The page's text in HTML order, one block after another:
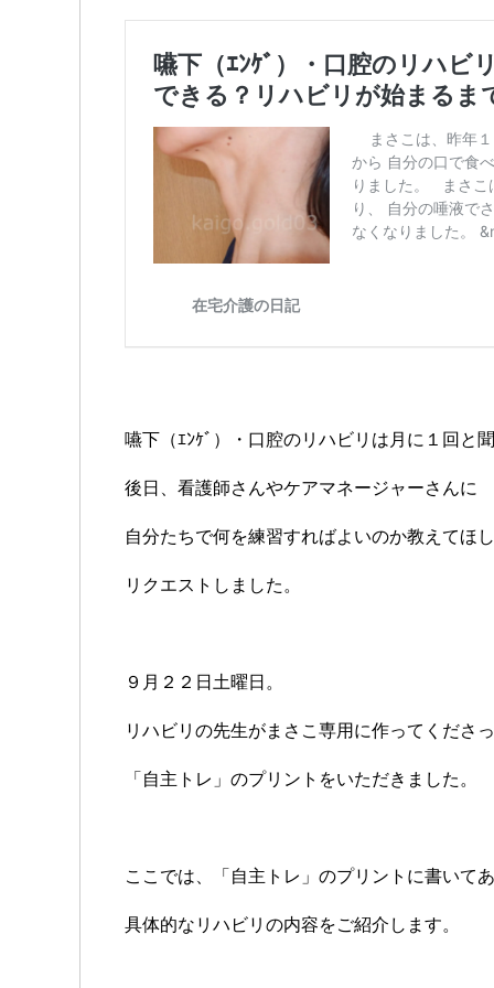
嚥下（ｴﾝｹﾞ）・口腔のリハビリは月に１回と
後日、看護師さんやケアマネージャーさんに
自分たちで何を練習すればよいのか教えてほ
リクエストしました。
９月２２日土曜日。
リハビリの先生がまさこ専用に作ってくださ
「自主トレ」のプリントをいただきました。
ここでは、「自主トレ」のプリントに書いて
具体的なリハビリの内容をご紹介します。